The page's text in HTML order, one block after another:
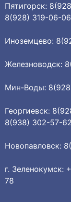
Пятигорск:
8(928) 319-06-06
Иноземцево:
Железноводск:
Мин-Воды:
Георгиевск:
8(938) 302-57-
Новопавловск:
г.
78